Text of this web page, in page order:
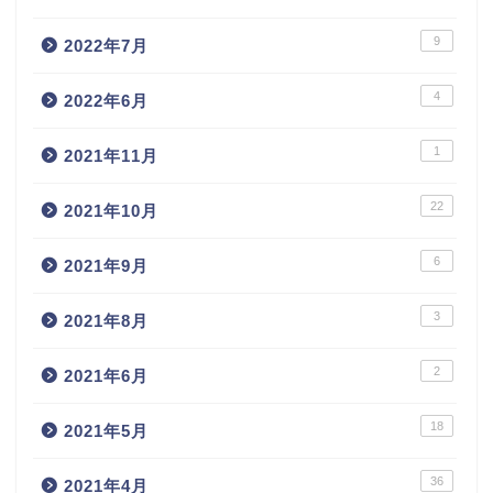
2022年7月 9
2022年6月 4
2021年11月 1
2021年10月 22
2021年9月 6
2021年8月 3
2021年6月 2
2021年5月 18
2021年4月 36